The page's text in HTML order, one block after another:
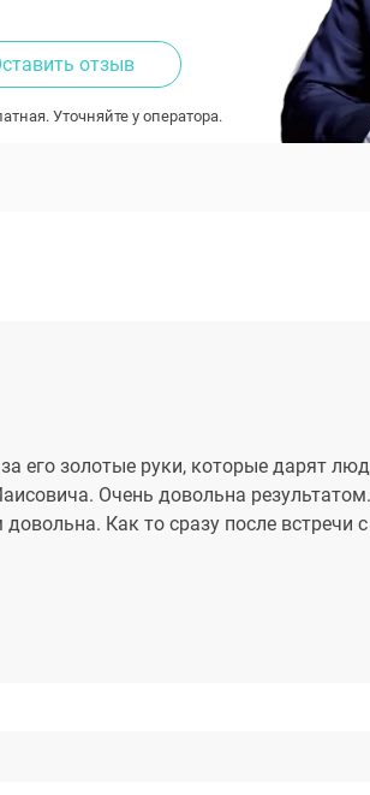
отзыв
Уточняйте у оператора.
его золотые руки, которые дарят
Очень довольна
Как то сразу после встречи